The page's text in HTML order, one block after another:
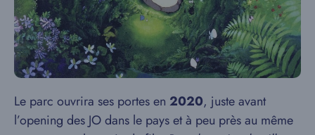
Le parc ouvrira ses portes en 2020, juste avant
l’opening des JO dans le pays et à peu près au même